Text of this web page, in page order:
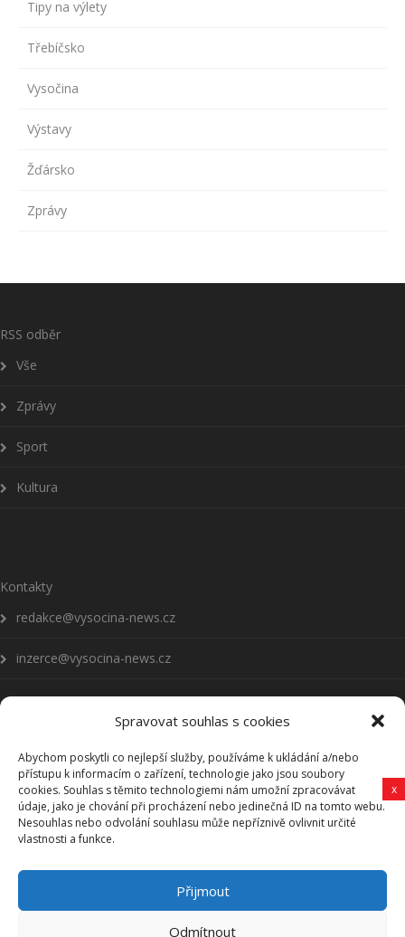
Spravovat souhlas s cookies
Abychom poskytli co nejlepší služby, používáme k ukládání a/nebo
přístupu k informacím o zařízení, technologie jako jsou soubory
cookies. Souhlas s těmito technologiemi nám umožní zpracovávat
údaje, jako je chování při procházení nebo jedinečná ID na tomto webu.
Nesouhlas nebo odvolání souhlasu může nepříznivě ovlivnit určité
vlastnosti a funkce.
Přijmout
Odmítnout
Tipy na výlety
Třebíčsko
Vysočina
Výstavy
Žďársko
Zprávy
RSS odběr
Vše
Zprávy
Sport
Kultura
Kontakty
redakce@vysocina-news.cz
inzerce@vysocina-news.cz
Přihlásit se k odběru novinek
Všeobecné podmínky
Vysočina-news.cz
Zpravodajství z Vysočiny
x